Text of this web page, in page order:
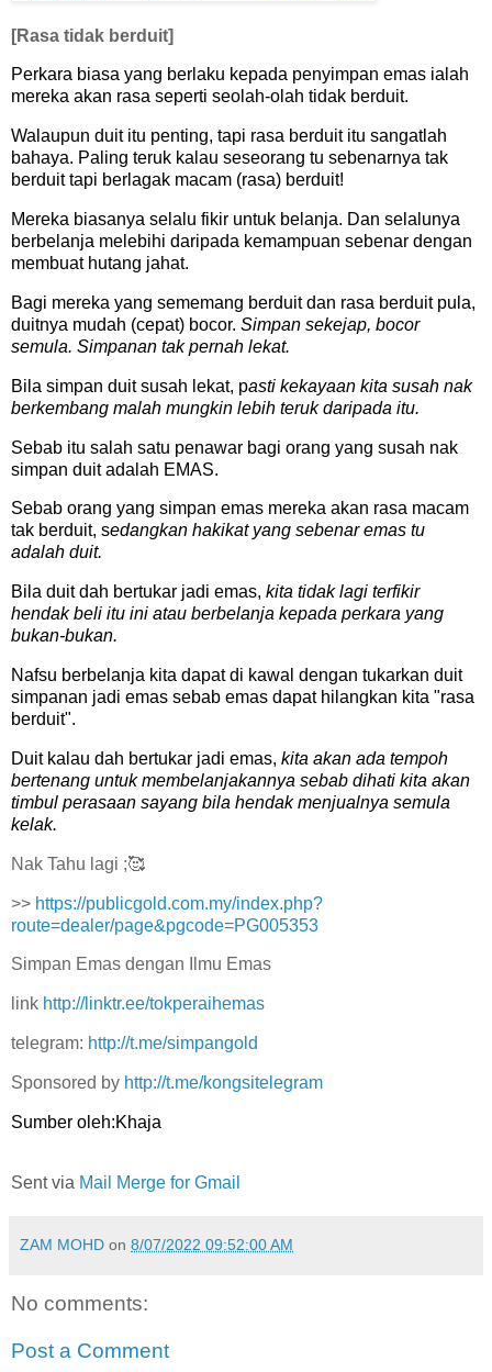
[Rasa tidak berduit]
Perkara biasa yang berlaku kepada penyimpan emas ialah
mereka akan rasa seperti seolah-olah tidak berduit.
Walaupun duit itu penting, tapi rasa berduit itu sangatlah
bahaya. Paling teruk kalau seseorang tu sebenarnya tak
berduit tapi berlagak macam (rasa) berduit!
Mereka biasanya selalu fikir untuk belanja. Dan selalunya
berbelanja melebihi daripada kemampuan sebenar dengan
membuat hutang jahat.
Bagi mereka yang sememang berduit dan rasa berduit pula,
duitnya mudah (cepat) bocor. Simpan sekejap, bocor
semula. Simpanan tak pernah lekat.
Bila simpan duit susah lekat, pasti kekayaan kita susah nak
berkembang malah mungkin lebih teruk daripada itu.
Sebab itu salah satu penawar bagi orang yang susah nak
simpan duit adalah EMAS.
Sebab orang yang simpan emas mereka akan rasa macam
tak berduit, sedangkan hakikat yang sebenar emas tu
adalah duit.
Bila duit dah bertukar jadi emas, kita tidak lagi terfikir
hendak beli itu ini atau berbelanja kepada perkara yang
bukan-bukan.
Nafsu berbelanja kita dapat di kawal dengan tukarkan duit
simpanan jadi emas sebab emas dapat hilangkan kita "rasa
berduit".
Duit kalau dah bertukar jadi emas, kita akan ada tempoh
bertenang untuk membelanjakannya sebab dihati kita akan
timbul perasaan sayang bila hendak menjualnya semula
kelak.
Nak Tahu lagi ;🥰
>> https://publicgold.com.my/index.php?
route=dealer/page&pgcode=PG005353
Simpan Emas dengan Ilmu Emas
link http://linktr.ee/tokperaihemas
telegram: http://t.me/simpangold
Sponsored by http://t.me/kongsitelegram
Sumber oleh:Khaja
Sent via Mail Merge for Gmail
ZAM MOHD on 8/07/2022 09:52:00 AM
No comments:
Post a Comment